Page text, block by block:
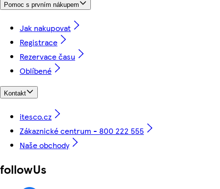
Pomoc s prvním nákupem
Jak nakupovat
Registrace
Rezervace času
Oblíbené
Kontakt
itesco.cz
Zákaznické centrum - 800 222 555
Naše obchody
followUs